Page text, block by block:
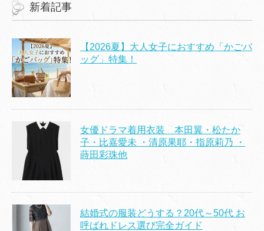
新着記事
【2026夏】大人女子におすすめ「かごバ
ッグ」特集！
女優ドラマ着用衣装 本田翼・松たか
子・比嘉愛未 ・清原果耶・指原莉乃 ・
蒔田彩珠他
結婚式の服装どうする？20代～50代 お
呼ばれドレス選び完全ガイド